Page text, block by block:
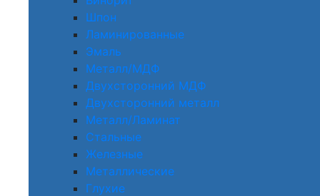
Шпон
Ламинированные
Эмаль
Металл/МДФ
Двухсторонний МДФ
Двухсторонний металл
Металл/Ламинат
Стальные
Железные
Металлические
Глухие